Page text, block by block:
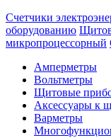
Счетчики
оборудованию
микропроцессорный
Амперметры
Вольтметры
Щитовые
Аксессуары к
Варметры